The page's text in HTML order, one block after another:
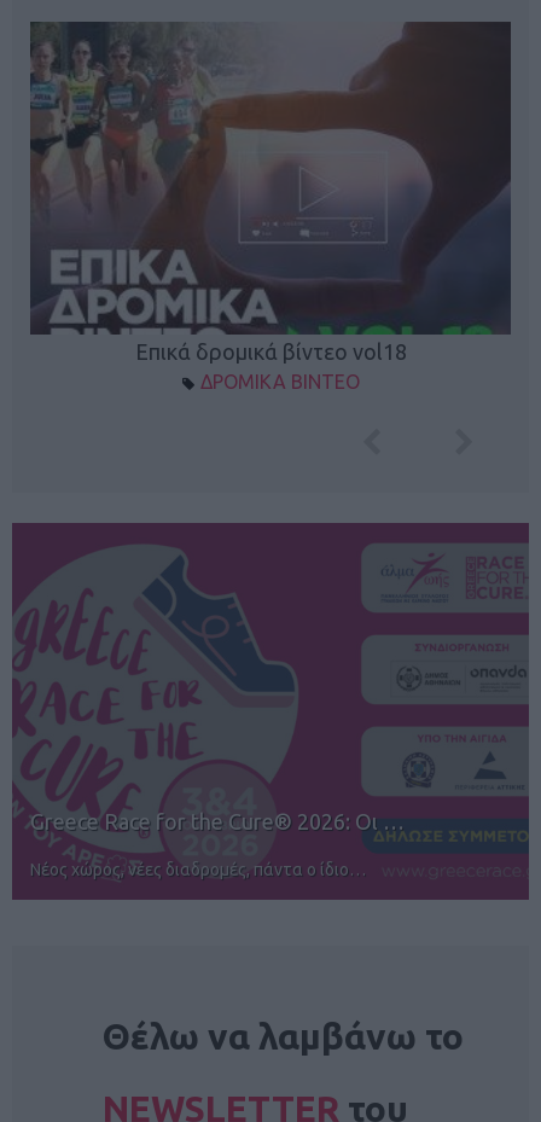
Επικά δρομικά βίντεο vol18
ΔΡΟΜΙΚΑ ΒΙΝΤΕΟ
12ος TUI Rhodes Marathon: Άνοιγμα ε…
Αγώνες για όλους στην Ρόδο
Θέλω να λαμβάνω το
NEWSLETTER του